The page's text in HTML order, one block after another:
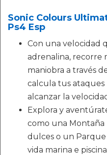
Sonic Colours
Ps4 Esp
Con una velocidad
adrenalina, recorre
maniobra a través
calcula tus
alcanzar la
Explora y
como una Montaña
dulces o un
vida marina e